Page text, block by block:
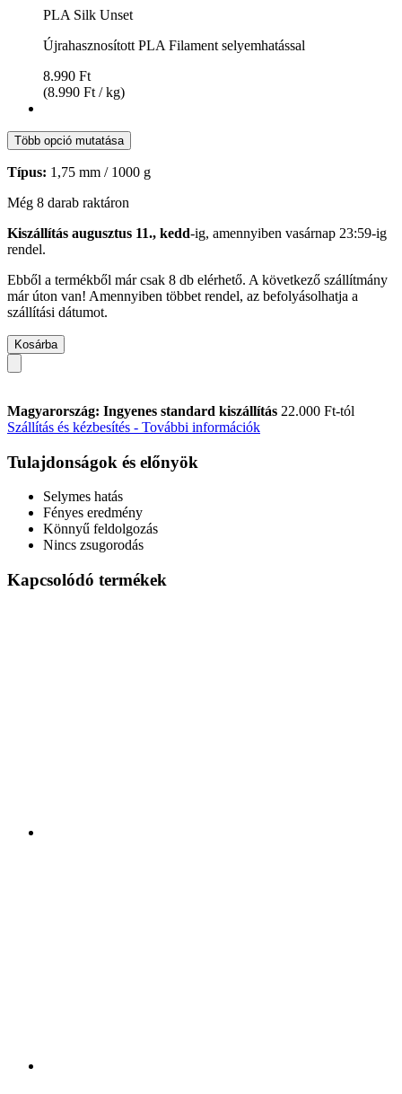
PLA Silk Unset
Újrahasznosított PLA Filament selyemhatással
8.990 Ft
(8.990 Ft / kg)
Több opció mutatása
Típus: 1,75 mm / 1000 g
Még 8 darab raktáron
Kiszállítás augusztus 11., kedd-ig, amennyiben vasárnap 23:59-ig
rendel.
Ebből a termékből már csak 8 db elérhető. A következő szállítmány
már úton van! Amennyiben többet rendel, az befolyásolhatja a
szállítási dátumot.
Kosárba
Magyarország: Ingyenes standard kiszállítás 22.000 Ft-tól
Szállítás és kézbesítés - További információk
Tulajdonságok és előnyök
Selymes hatás
Fényes eredmény
Könnyű feldolgozás
Nincs zsugorodás
Kapcsolódó termékek